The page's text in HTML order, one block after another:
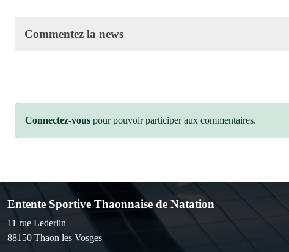
Commentez la news
Connectez-vous pour pouvoir participer aux commentaires.
Entente Sportive Thaonnaise de Natation
11 rue Lederlin
88150 Thaon les Vosges